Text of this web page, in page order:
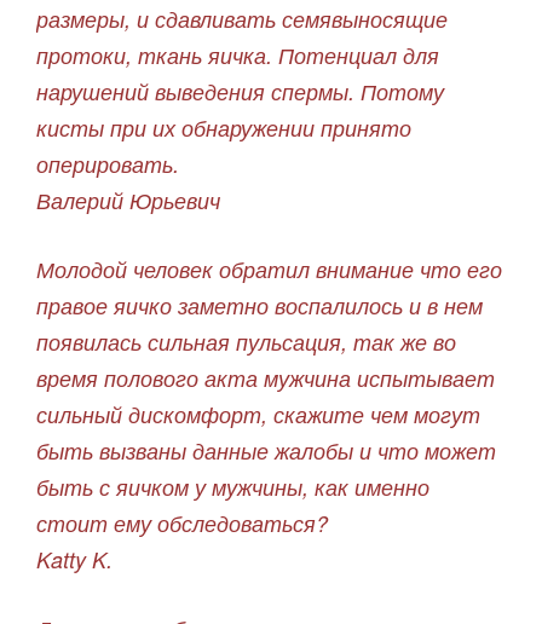
размеры, и сдавливать семявыносящие
протоки, ткань яичка. Потенциал для
нарушений выведения спермы. Потому
кисты при их обнаружении принято
оперировать.
Валерий Юрьевич
Молодой человек обратил внимание что его
правое яичко заметно воспалилось и в нем
появилась сильная пульсация, так же во
время полового акта мужчина испытывает
сильный дискомфорт, скажите чем могут
быть вызваны данные жалобы и что может
быть с яичком у мужчины, как именно
стоит ему обследоваться?
Katty K.